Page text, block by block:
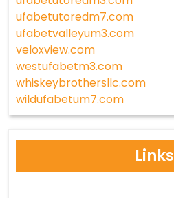
ufabetutoredm7.com
ufabetvalleyum3.com
veloxview.com
westufabetm3.com
whiskeybrothersllc.com
wildufabetum7.com
Links